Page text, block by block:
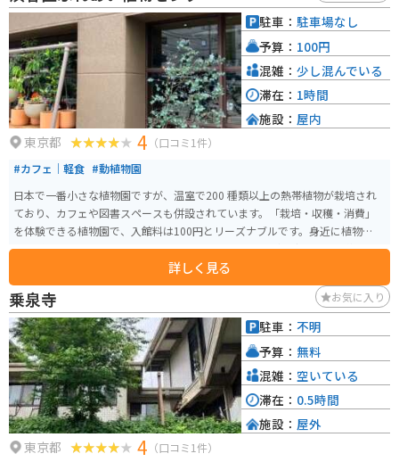
は芝生やベンチが設けられており、小さな公園のような雰囲気も楽しめま
す。
東京都 4 （口コミ1件）
#カフェ｜軽食 #動植物園
日本で一番小さな植物園ですが、温室で200 種類以上の熱帯植物が栽培され
ており、カフェや図書スペースも併設されています。「栽培・収穫・消費」
を体験できる植物園で、入館料は100円とリーズナブルです。身近に植物の存
在を感じることのできるイベントやワークショップなども定期的に開催され
詳しく見る
駐車： 駐車場なし
予算： 100円
混雑： 少し混んでいる
滞在： 1時間
施設： 屋内
乗泉寺 お気に入り
東京都 4 （口コミ1件）
駐車： 不明
予算： 無料
混雑： 空いている
滞在： 0.5時間
施設： 屋外